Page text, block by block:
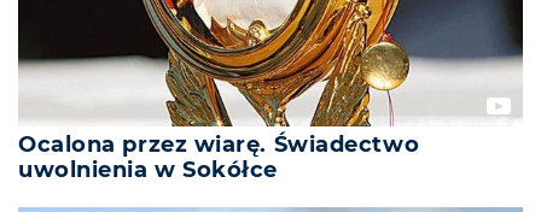
Ocalona przez wiarę. Świadectwo
uwolnienia w Sokółce